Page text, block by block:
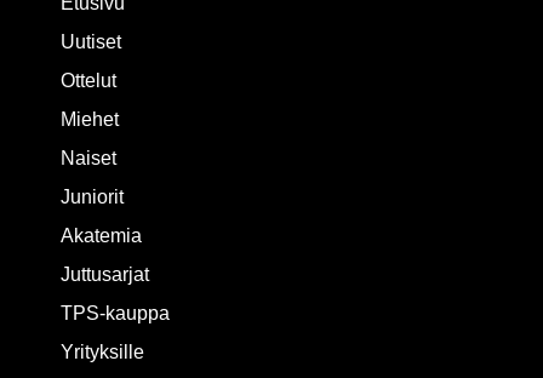
Uutiset
Ottelut
Miehet
Naiset
Juniorit
Akatemia
Juttusarjat
TPS-kauppa
Yrityksille